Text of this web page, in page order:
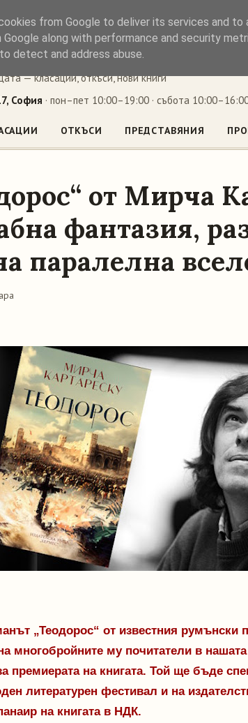
ъгъл
— класации, откъси, нови книги
София · пон–пет 10:00–19:00 · събота
ОТКЪСИ ПРЕДСТАВЯНИЯ
от Мирча
фантазия,
паралелна
„Теодорос“ от известния румънски
многобройните му почитатели в
премиерата на книгата. Той ще бъде
литературен фестивал и на
на книгата в НДК.
from Google to deliver its services and to
Google along with performance and security
detect and address abuse.